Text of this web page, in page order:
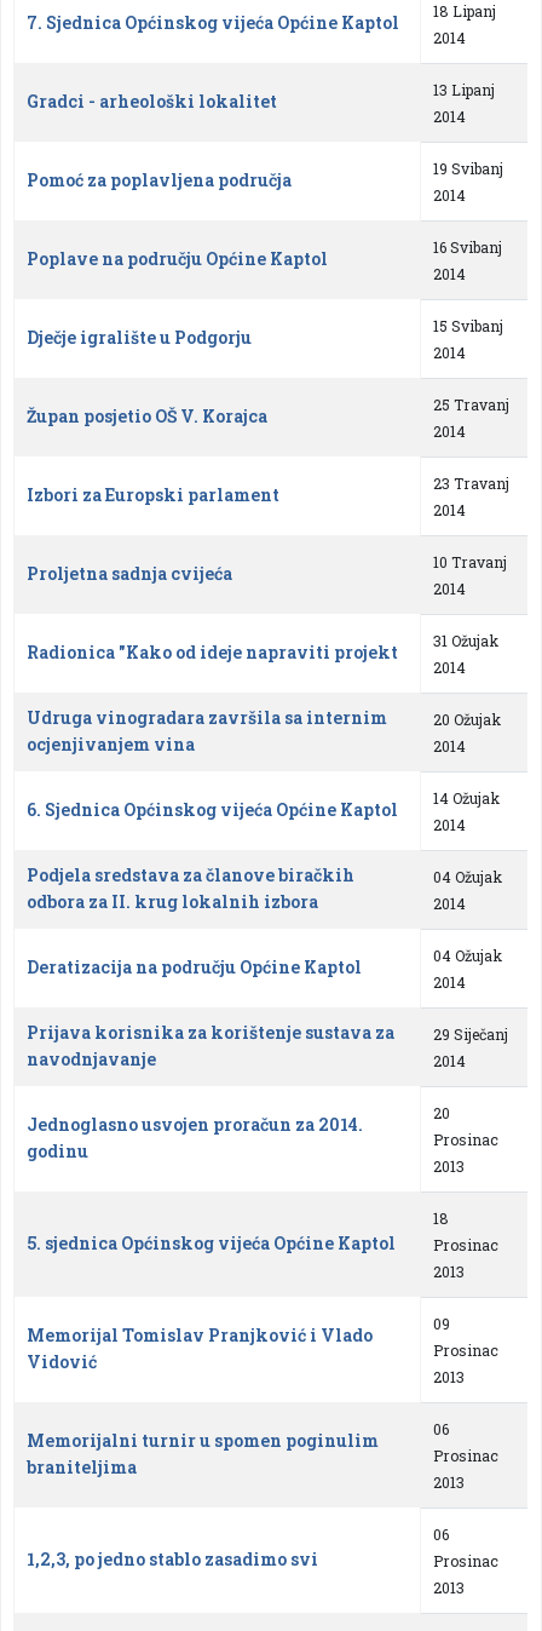
7. Sjednica Općinskog vijeća Općine Kaptol
18 Lipanj
2014
Gradci - arheološki lokalitet
13 Lipanj
2014
Pomoć za poplavljena područja
19 Svibanj
2014
Poplave na području Općine Kaptol
16 Svibanj
2014
Dječje igralište u Podgorju
15 Svibanj
2014
Župan posjetio OŠ V. Korajca
25 Travanj
2014
Izbori za Europski parlament
23 Travanj
2014
Proljetna sadnja cvijeća
10 Travanj
2014
Radionica "Kako od ideje napraviti projekt
31 Ožujak
2014
Udruga vinogradara završila sa internim
ocjenjivanjem vina
20 Ožujak
2014
6. Sjednica Općinskog vijeća Općine Kaptol
14 Ožujak
2014
Podjela sredstava za članove biračkih
odbora za II. krug lokalnih izbora
04 Ožujak
2014
Deratizacija na području Općine Kaptol
04 Ožujak
2014
Prijava korisnika za korištenje sustava za
navodnjavanje
29 Siječanj
2014
Jednoglasno usvojen proračun za 2014.
godinu
20
Prosinac
2013
5. sjednica Općinskog vijeća Općine Kaptol
18
Prosinac
2013
Memorijal Tomislav Pranjković i Vlado
Vidović
09
Prosinac
2013
Memorijalni turnir u spomen poginulim
braniteljima
06
Prosinac
2013
1,2,3, po jedno stablo zasadimo svi
06
Prosinac
2013